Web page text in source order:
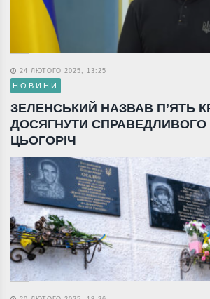
24 ЛЮТОГО 2025, 13:25
НОВИНИ
ЗЕЛЕНСЬКИЙ НАЗВАВ П’ЯТЬ
ДОСЯГНУТИ СПРАВЕДЛИВОГО
ЦЬОГОРІЧ